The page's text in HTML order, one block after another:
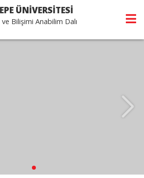
ÜNİVERSİTESİ
Bilişimi Anabilim Dalı